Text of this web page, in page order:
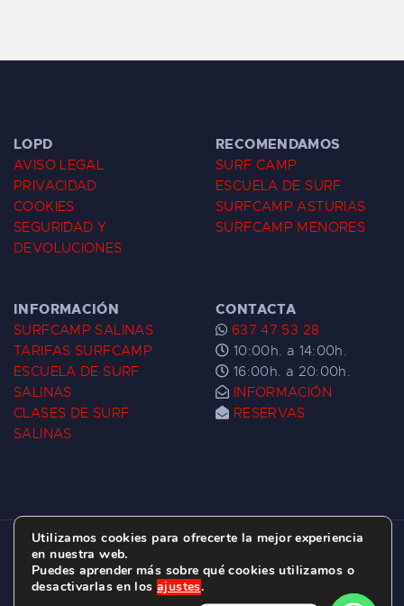
LOPD
AVISO LEGAL
PRIVACIDAD
COOKIES
SEGURIDAD Y
DEVOLUCIONES
RECOMENDAMOS
SURF CAMP
ESCUELA DE SURF
SURFCAMP ASTURIAS
SURFCAMP MENORES
INFORMACIÓN
SURFCAMP SALINAS
TARIFAS SURFCAMP
ESCUELA DE SURF
SALINAS
CLASES DE SURF
SALINAS
CONTACTA
637 47 53 28
10:00h. a 14:00h.
16:00h. a 20:00h.
INFORMACIÓN
RESERVAS
ESCUELA DE SURF LAS DUNAS ©
2026.
C/ BERNARDO ÁLVAREZ GALAN 1, SALINAS
(ASTURIAS)
Utilizamos cookies para ofrecerte la mejor experiencia
en nuestra web.
Puedes aprender más sobre qué cookies utilizamos o
desactivarlas en los ajustes.